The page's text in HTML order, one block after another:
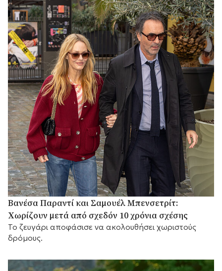
Βανέσα Παραντί και Σαμουέλ Μπενσετρίτ:
Χωρίζουν μετά από σχεδόν 10 χρόνια σχέσης
Το ζευγάρι αποφάσισε να ακολουθήσει χωριστούς
δρόμους.